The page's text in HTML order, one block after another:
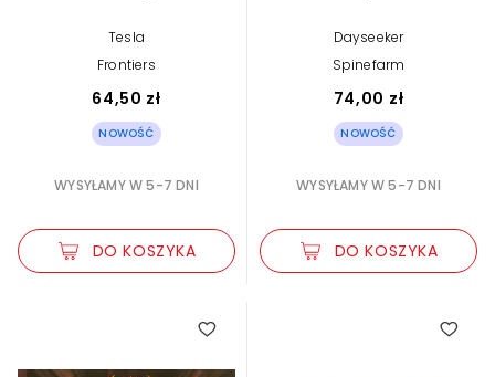
Tesla
Frontiers
64,50 zł
NOWOŚĆ
WYSYŁAMY W 5-7 DNI
DO KOSZYKA
Dayseeker
Spinefarm
74,00 zł
NOWOŚĆ
WYSYŁAMY W 5-7 DNI
DO KOSZYKA